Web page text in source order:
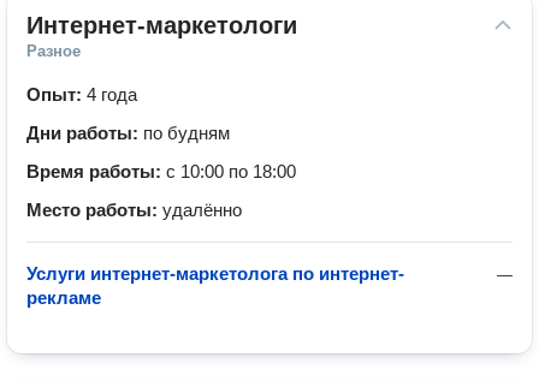
Интернет-маркетологи
Разное
Опыт: 4 года
Дни работы: по будням
Время работы: с 10:00 по 18:00
Место работы: удалённо
—
Услуги интернет-маркетолога по интернет-
рекламе